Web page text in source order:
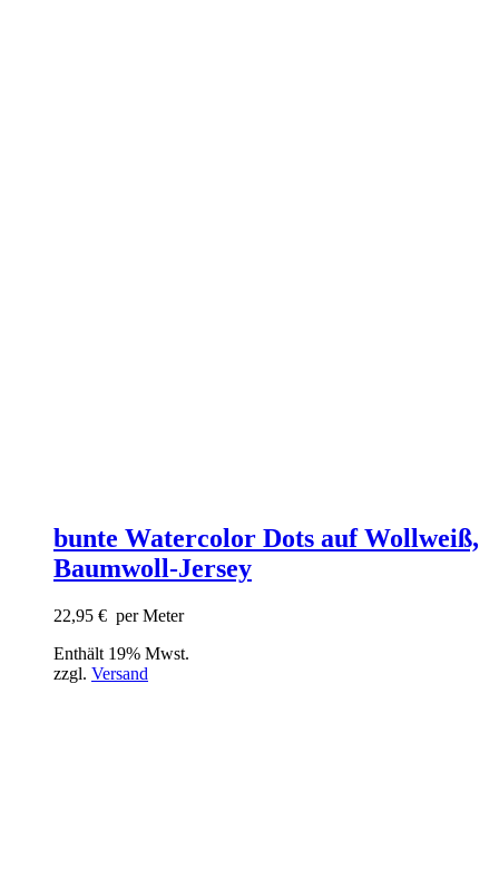
bunte Watercolor Dots auf Wollweiß,
Baumwoll-Jersey
22,95 € per Meter
Enthält 19% Mwst.
zzgl. Versand